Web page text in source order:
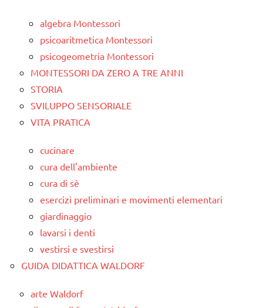
algebra Montessori
psicoaritmetica Montessori
psicogeometria Montessori
MONTESSORI DA ZERO A TRE ANNI
STORIA
SVILUPPO SENSORIALE
VITA PRATICA
cucinare
cura dell'ambiente
cura di sè
esercizi preliminari e movimenti elementari
giardinaggio
lavarsi i denti
vestirsi e svestirsi
GUIDA DIDATTICA WALDORF
arte Waldorf